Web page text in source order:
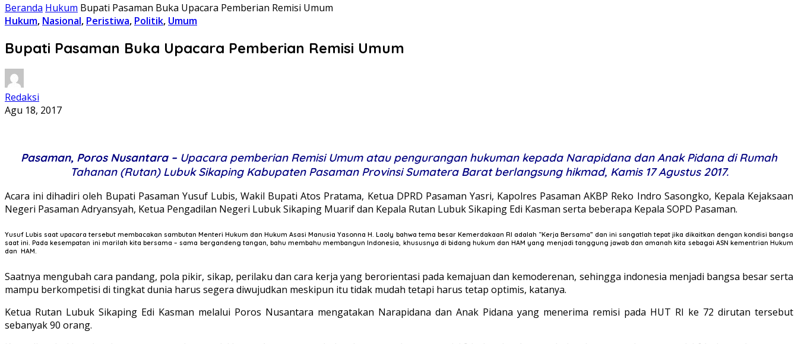
Beranda Hukum Bupati Pasaman Buka Upacara Pemberian Remisi Umum
Hukum, Nasional, Peristiwa, Politik, Umum
Bupati Pasaman Buka Upacara Pemberian Remisi Umum
Redaksi
Agu 18, 2017
Pasaman, Poros Nusantara – Upacara pemberian Remisi Umum atau pengurangan hukuman kepada Narapidana dan Anak Pidana di Rumah
Tahanan (Rutan) Lubuk Sikaping Kabupaten Pasaman Provinsi Sumatera Barat berlangsung hikmad, Kamis 17 Agustus 2017.
Acara ini dihadiri oleh Bupati Pasaman Yusuf Lubis, Wakil Bupati Atos Pratama, Ketua DPRD Pasaman Yasri, Kapolres Pasaman AKBP Reko Indro Sasongko, Kepala Kejaksaan
Negeri Pasaman Adryansyah, Ketua Pengadilan Negeri Lubuk Sikaping Muarif dan Kepala Rutan Lubuk Sikaping Edi Kasman serta beberapa Kepala SOPD Pasaman.
Yusuf Lubis saat upacara tersebut membacakan sambutan Menteri Hukum dan Hukum Asasi Manusia Yasonna H. Laoly bahwa tema besar Kemerdakaan RI adalah “Kerja Bersama” dan ini sangatlah tepat jika dikaitkan dengan kondisi bangsa
saat ini. Pada kesempatan ini marilah kita bersama – sama bergandeng tangan, bahu membahu membangun Indonesia, khususnya di bidang hukum dan HAM yang menjadi tanggung jawab dan amanah kita sebagai ASN kementrian Hukum
dan HAM.
Saatnya mengubah cara pandang, pola pikir, sikap, perilaku dan cara kerja yang berorientasi pada kemajuan dan kemoderenan, sehingga indonesia menjadi bangsa besar serta
mampu berkompetisi di tingkat dunia harus segera diwujudkan meskipun itu tidak mudah tetapi harus tetap optimis, katanya.
Ketua Rutan Lubuk Sikaping Edi Kasman melalui Poros Nusantara mengatakan Narapidana dan Anak Pidana yang menerima remisi pada HUT RI ke 72 dirutan tersebut
sebanyak 90 orang.